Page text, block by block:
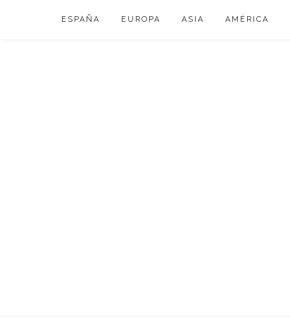
ESPAÑA EUROPA ASIA AMÉRICA